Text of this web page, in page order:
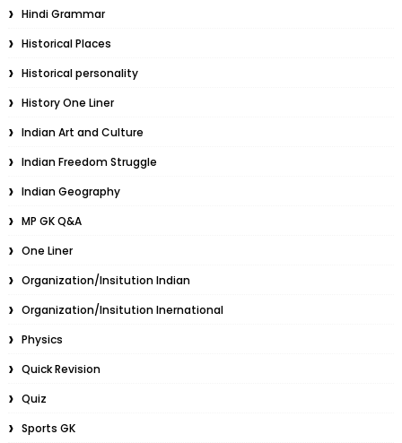
Hindi Grammar
Historical Places
Historical personality
History One Liner
Indian Art and Culture
Indian Freedom Struggle
Indian Geography
MP GK Q&A
One Liner
Organization/Insitution Indian
Organization/Insitution Inernational
Physics
Quick Revision
Quiz
Sports GK